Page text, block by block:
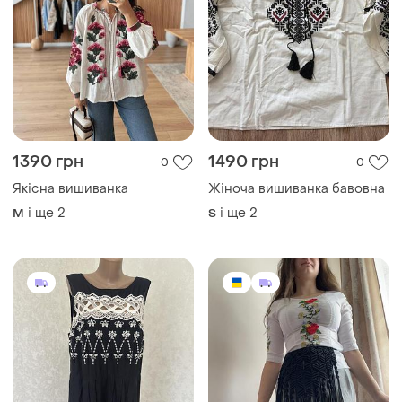
1390 грн 0
Якісна вишиванка
M і ще 2
1490 грн 0
Жіноча вишиванка бавовна
S і ще 2